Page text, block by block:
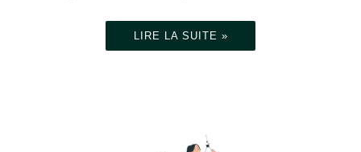
LIRE LA SUITE »